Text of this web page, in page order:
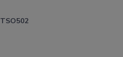
TSO502